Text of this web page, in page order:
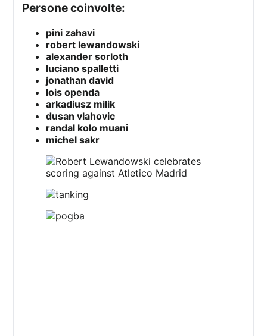
Persone coinvolte:
pini zahavi
robert lewandowski
alexander sorloth
luciano spalletti
jonathan david
lois openda
arkadiusz milik
dusan vlahovic
randal kolo muani
michel sakr